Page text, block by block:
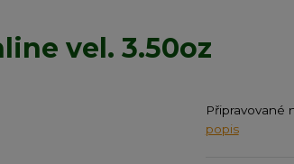
vel. 3.50oz
Připravované
popis